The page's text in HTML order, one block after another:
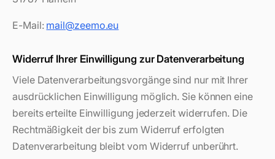
E-Mail: mail@zeemo.eu
Widerruf Ihrer Einwilligung zur Datenverarbeitung
Viele Datenverarbeitungsvorgänge sind nur mit Ihrer
ausdrücklichen Einwilligung möglich. Sie können eine
bereits erteilte Einwilligung jederzeit widerrufen. Die
Rechtmäßigkeit der bis zum Widerruf erfolgten
Datenverarbeitung bleibt vom Widerruf unberührt.